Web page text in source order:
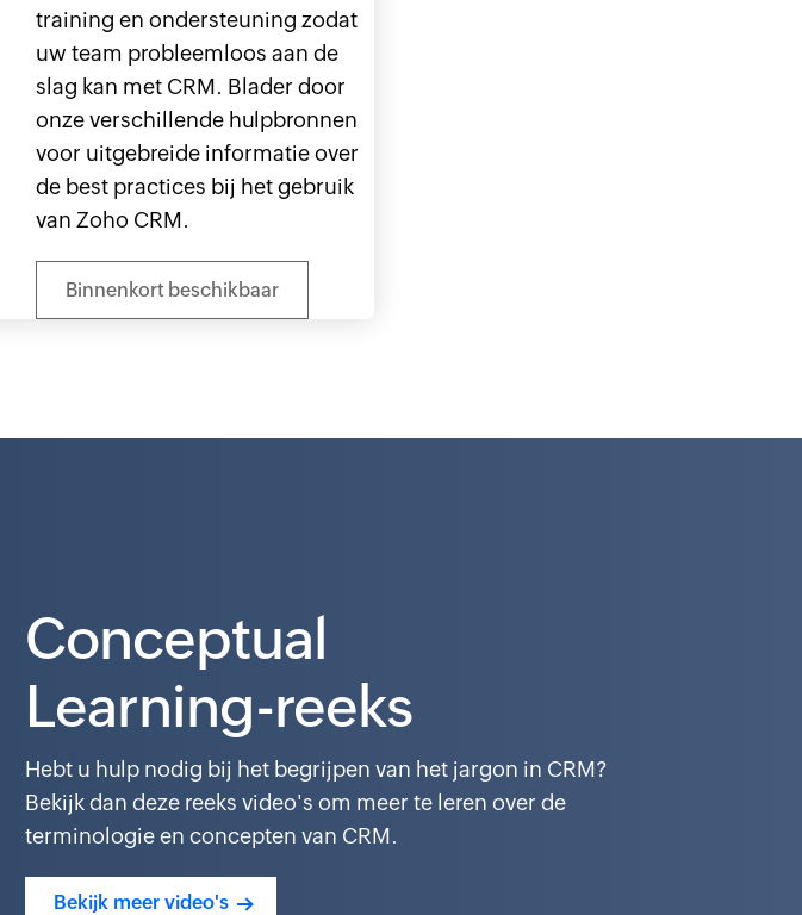
training en ondersteuning zodat
uw team probleemloos aan de
slag kan met CRM. Blader door
onze verschillende hulpbronnen
voor uitgebreide informatie over
de best practices bij het gebruik
van Zoho CRM.
Binnenkort beschikbaar
Conceptual
Learning-reeks
Hebt u hulp nodig bij het begrijpen van het jargon in CRM?
Bekijk dan deze reeks video's om meer te leren over de
terminologie en concepten van CRM.
Bekijk meer video's